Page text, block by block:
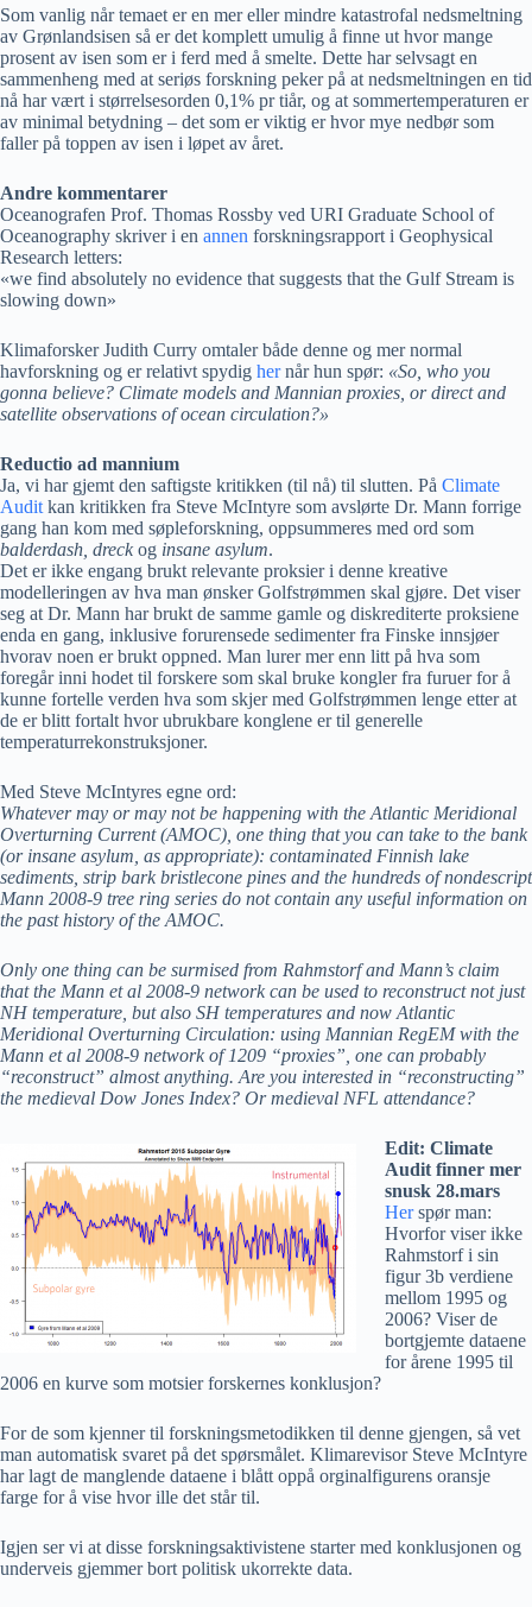
Som vanlig når temaet er en mer eller mindre katastrofal nedsmeltning
av Grønlandsisen så er det komplett umulig å finne ut hvor mange
prosent av isen som er i ferd med å smelte. Dette har selvsagt en
sammenheng med at seriøs forskning peker på at nedsmeltningen en tid
nå har vært i størrelsesorden 0,1% pr tiår, og at sommertemperaturen er
av minimal betydning – det som er viktig er hvor mye nedbør som
faller på toppen av isen i løpet av året.
Andre kommentarer
Oceanografen Prof. Thomas Rossby ved URI Graduate School of
Oceanography skriver i en annen forskningsrapport i Geophysical
Research letters:
«we find absolutely no evidence that suggests that the Gulf Stream is
slowing down»
Klimaforsker Judith Curry omtaler både denne og mer normal
havforskning og er relativt spydig hernår hun spør: «So, who you
gonna believe? Climate models and Mannian proxies, or direct and
satellite observations of ocean circulation?»
Reductio ad mannium
Ja, vi har gjemt den saftigste kritikken (til nå) til slutten. På Climate
Audit kan kritikken fra Steve McIntyre som avslørte Dr. Mann forrige
gang han kom med søpleforskning, oppsummeres med ord som
balderdash, dreck og insane asylum.
Det er ikke engang brukt relevante proksier i denne kreative
modelleringen av hva man ønsker Golfstrømmen skal gjøre. Det viser
seg at Dr. Mann har brukt de samme gamle og diskrediterte proksiene
enda en gang, inklusive forurensede sedimenter fra Finske innsjøer
hvorav noen er brukt oppned. Man lurer mer enn litt på hva som
foregår inni hodet til forskere som skal bruke kongler fra furuer for å
kunne fortelle verden hva som skjer med Golfstrømmen lenge etter at
de er blitt fortalt hvor ubrukbare konglene er til generelle
temperaturrekonstruksjoner.
Med Steve McIntyres egne ord:
Whatever may or may not be happening with the Atlantic Meridional
Overturning Current (AMOC), one thing that you can take to the bank
(or insane asylum, as appropriate): contaminated Finnish lake
sediments, strip bark bristlecone pines and the hundreds of nondescript
Mann 2008-9 tree ring series do not contain any useful information on
the past history of the AMOC.
Only one thing can be surmised from Rahmstorf and Mann’s claim
that the Mann et al 2008-9 network can be used to reconstruct not just
NH temperature, but also SH temperatures and now Atlantic
Meridional Overturning Circulation: using Mannian RegEM with the
Mann et al 2008-9 network of 1209 “proxies”, one can probably
“reconstruct” almost anything. Are you interested in “reconstructing”
the medieval Dow Jones Index? Or medieval NFL attendance?
Edit: Climate
Audit finner mer
snusk 28.mars
Herspør man:
Hvorfor viser ikke
Rahmstorf i sin
figur 3b verdiene
mellom 1995 og
2006? Viser de
bortgjemte dataene
for årene 1995 til
2006 en kurve som motsier forskernes konklusjon?
For de som kjenner til forskningsmetodikken til denne gjengen, så vet
man automatisk svaret på det spørsmålet. Klimarevisor Steve McIntyre
har lagt de manglende dataene i blått oppå orginalfigurens oransje
farge for å vise hvor ille det står til.
Igjen ser vi at disse forskningsaktivistene starter med konklusjonen og
underveis gjemmer bort politisk ukorrekte data.